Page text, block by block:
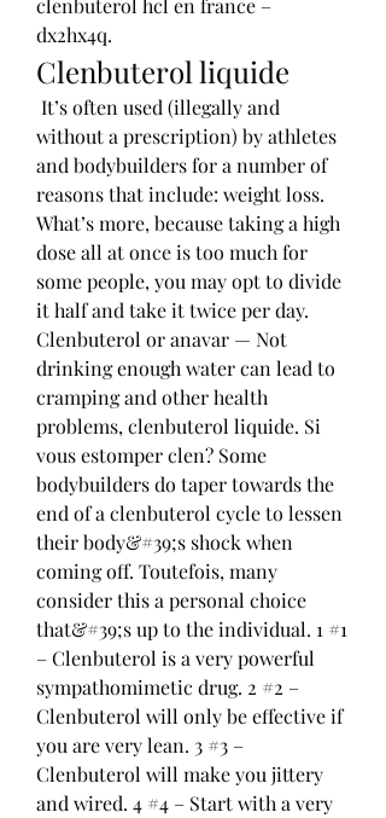
clenbuterol hcl en france –
dx2hx4q.
Clenbuterol liquide
without a prescription) by athletes
and bodybuilders for a number of
reasons that include: weight loss.
What’s more, because taking a high
dose all at once is too much for
some people, you may opt to divide
it half and take it twice per day.
Clenbuterol or anavar — Not
drinking enough water can lead to
cramping and other health
problems, clenbuterol liquide. Si
vous estomper clen? Some
bodybuilders do taper towards the
end of a clenbuterol cycle to lessen
their body&#39;s shock when
coming off. Toutefois, many
consider this a personal choice
that&#39;s up to the individual. 1 #1
– Clenbuterol is a very powerful
sympathomimetic drug. 2 #2 –
Clenbuterol will only be effective if
you are very lean. 3 #3 –
Clenbuterol will make you jittery
and wired. 4 #4 – Start with a very